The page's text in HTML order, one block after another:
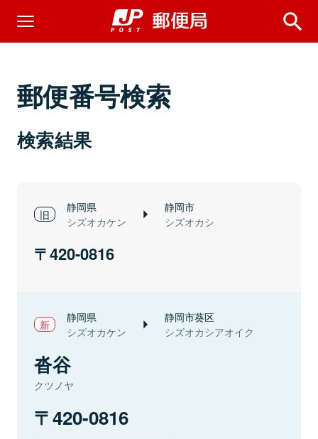
郵便番号検索
検索結果
静岡県
シズオカケン
静岡市
シズオカシ
420-0816
静岡県
シズオカケン
静岡市葵区
シズオカシアオイク
沓谷
クツノヤ
420-0816